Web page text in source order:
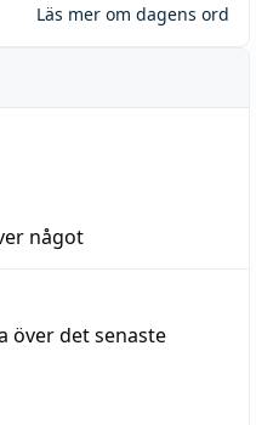
Läs mer om dagens ord
något
över det senaste